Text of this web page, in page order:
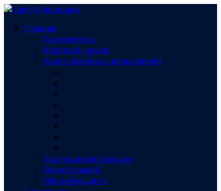
Главная
Геополитика
Мировой кризис
Аудит основных направлений
Эволюция/деградация
Одной фразой
Образ будущего